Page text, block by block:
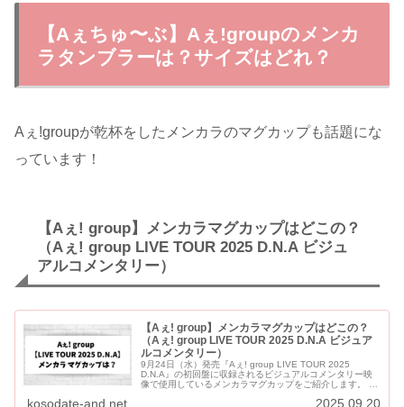
【Aぇちゅ〜ぶ】Aぇǃgroupのメンカ
ラタンブラーは？サイズはどれ？
Aぇǃgroupが乾杯をしたメンカラのマグカップも話題にな
っています！
【Aぇ! group】メンカラマグカップはどこの？
（Aぇ! group LIVE TOUR 2025 D.N.A ビジュ
アルコメンタリー）
【Aぇ! group】メンカラマグカップはどこの？
（Aぇ! group LIVE TOUR 2025 D.N.A ビジュア
ルコメンタリー）
9月24日（水）発売『Aぇ! group LIVE TOUR 2025
D.N.A』の初回盤に収録されるビジュアルコメンタリー映
像で使用しているメンカラマグカップをご紹介します。 A
kosodate-and.net 2025.09.20